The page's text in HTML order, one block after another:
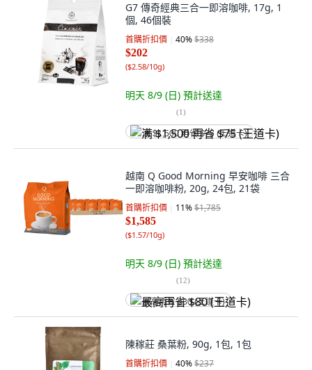
G7 傳奇經典三合一即溶咖啡, 17g, 1
個, 46個裝
首購折扣價 40%$338
$202
($2.58/10g)
明天 8/9 (日) 預計送達
(1)
满 $1,500 再省 $75 (王道卡)
越南 Q Good Morning 早安咖啡 三合
一即溶咖啡粉, 20g, 24包, 21袋
首購折扣價 11%$1,785
$1,585
($1.57/10g)
明天 8/9 (日) 預計送達
(12)
最高再省 $80 (王道卡)
陳稼莊 桑葉粉, 90g, 1包, 1包
首購折扣價 40%$237